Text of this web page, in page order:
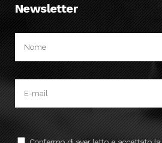
Newsletter